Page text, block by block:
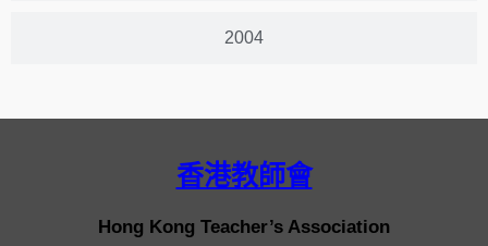
2004
香港教師會
Hong Kong Teacher’s Association